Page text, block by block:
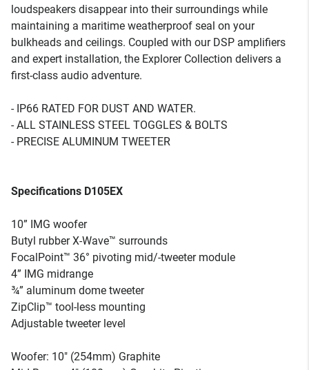
loudspeakers disappear into their surroundings while
maintaining a maritime weatherproof seal on your
bulkheads and ceilings. Coupled with our DSP amplifiers
and expert installation, the Explorer Collection delivers a
first-class audio adventure.
- IP66 RATED FOR DUST AND WATER.
- ALL STAINLESS STEEL TOGGLES & BOLTS
- PRECISE ALUMINUM TWEETER
Specifications D105EX
10” IMG woofer
Butyl rubber X-Wave™ surrounds
FocalPoint™ 36° pivoting mid/-tweeter module
4” IMG midrange
¾” aluminum dome tweeter
ZipClip™ tool-less mounting
Adjustable tweeter level
Woofer: 10" (254mm) Graphite